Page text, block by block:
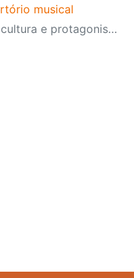
musical
Projeto RitualIA une tecnologia, cultura e protagonismo estudantil e é destaque no IV Congresso Internacional de Educação do SESI-SP